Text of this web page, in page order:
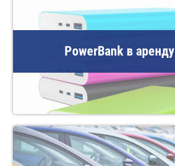
PowerBank в аренду